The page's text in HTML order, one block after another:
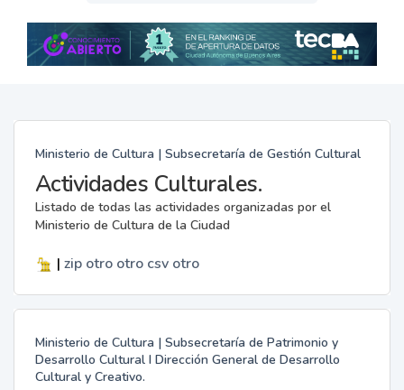
Ministerio de Cultura | Subsecretaría de Gestión Cultural
Actividades Culturales.
Listado de todas las actividades organizadas por el
Ministerio de Cultura de la Ciudad
| zip otro otro csv otro
Ministerio de Cultura | Subsecretaría de Patrimonio y
Desarrollo Cultural I Dirección General de Desarrollo
Cultural y Creativo.